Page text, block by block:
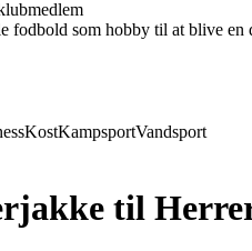
fodbold som hobby til at blive
KostKampsportVandsport
til